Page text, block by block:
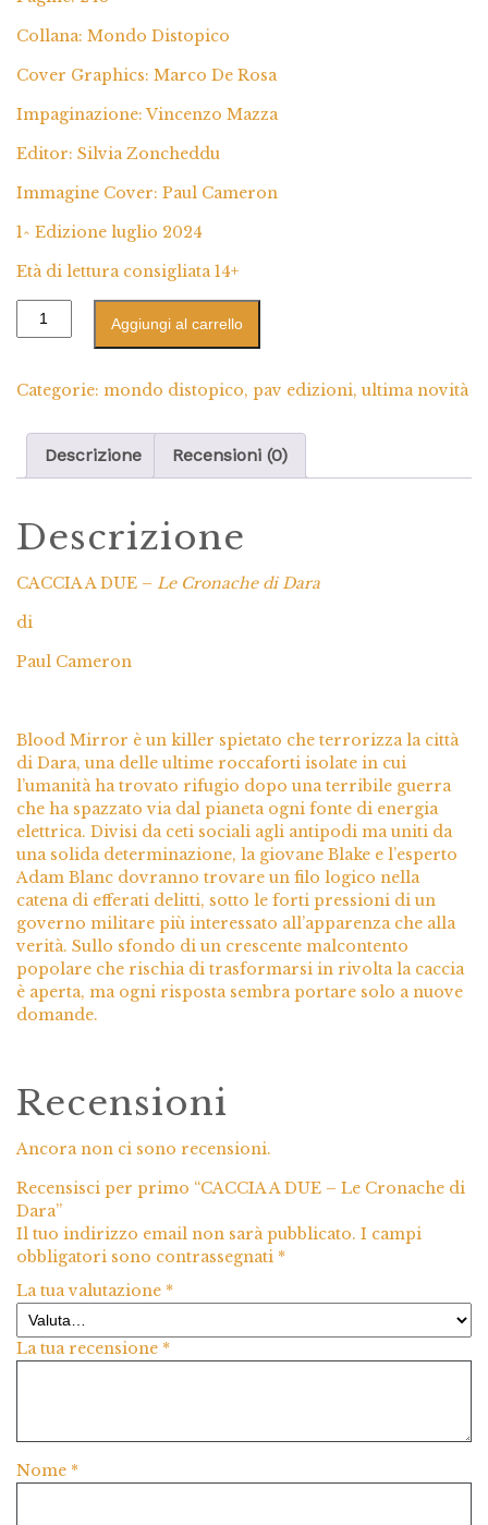
Collana: Mondo Distopico
Cover Graphics: Marco De Rosa
Impaginazione: Vincenzo Mazza
Editor: Silvia Zoncheddu
Immagine Cover: Paul Cameron
1^ Edizione luglio 2024
Età di lettura consigliata 14+
Aggiungi al carrello
Categorie: mondo distopico, pav edizioni, ultima novità
Descrizione Recensioni (0)
Descrizione
CACCIA A DUE – Le Cronache di Dara
di
Paul Cameron
Blood Mirror è un killer spietato che terrorizza la città
di Dara, una delle ultime roccaforti isolate in cui
l’umanità ha trovato rifugio dopo una terribile guerra
che ha spazzato via dal pianeta ogni fonte di energia
elettrica. Divisi da ceti sociali agli antipodi ma uniti da
una solida determinazione, la giovane Blake e l’esperto
Adam Blanc dovranno trovare un filo logico nella
catena di efferati delitti, sotto le forti pressioni di un
governo militare più interessato all’apparenza che alla
verità. Sullo sfondo di un crescente malcontento
popolare che rischia di trasformarsi in rivolta la caccia
è aperta, ma ogni risposta sembra portare solo a nuove
domande.
Recensioni
Ancora non ci sono recensioni.
Recensisci per primo “CACCIA A DUE – Le Cronache di
Dara”
Il tuo indirizzo email non sarà pubblicato. I campi
obbligatori sono contrassegnati *
La tua valutazione *
La tua recensione *
Nome *